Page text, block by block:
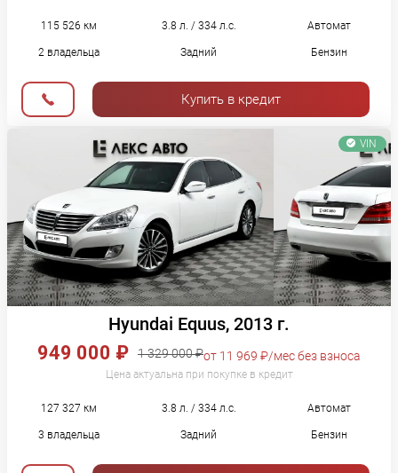
115 526 км 3.8 л. / 334 л.с. Автомат
2 владельца Задний Бензин
Купить в кредит
VIN
Hyundai Equus, 2013 г.
949 000 ₽ 1 329 000 ₽от 11 969 ₽/мес без взноса
Цена актуальна при покупке в кредит
127 327 км 3.8 л. / 334 л.с. Автомат
3 владельца Задний Бензин